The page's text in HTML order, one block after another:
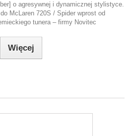
o agresywnej i dynamicznej stylistyce.
McLaren 720S / Spider wprost od
tunera – firmy Novitec
Więcej